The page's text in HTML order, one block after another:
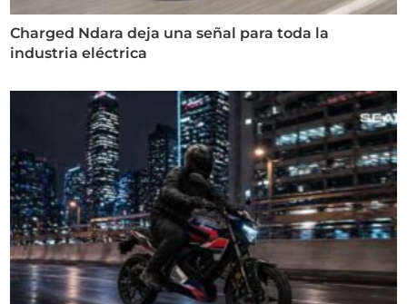
Charged Ndara deja una señal para toda la
industria eléctrica